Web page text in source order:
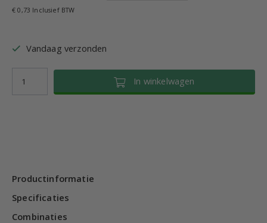
€ 0,73 Inclusief BTW
Vandaag verzonden
In winkelwagen
Productinformatie
Specificaties
Combinaties